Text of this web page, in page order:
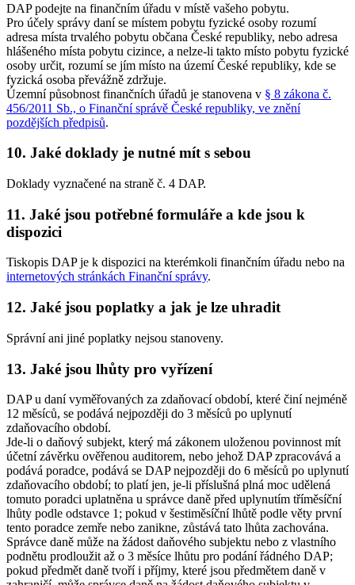
DAP podejte na finančním úřadu v místě vašeho pobytu.
Pro účely správy daní se místem pobytu fyzické osoby rozumí
adresa místa trvalého pobytu občana České republiky, nebo adresa
hlášeného místa pobytu cizince, a nelze-li takto místo pobytu fyzické
osoby určit, rozumí se jím místo na území České republiky, kde se
fyzická osoba převážně zdržuje.
Územní působnost finančních úřadů je stanovena v § 8 zákona č.
456/2011 Sb., o Finanční správě České republiky, ve znění
pozdějších předpisů.
10. Jaké doklady je nutné mít s sebou
Doklady vyznačené na straně č. 4 DAP.
11. Jaké jsou potřebné formuláře a kde jsou k
dispozici
Tiskopis DAP je k dispozici na kterémkoli finančním úřadu nebo na
internetových stránkách Finanční správy.
12. Jaké jsou poplatky a jak je lze uhradit
Správní ani jiné poplatky nejsou stanoveny.
13. Jaké jsou lhůty pro vyřízení
DAP u daní vyměřovaných za zdaňovací období, které činí nejméně
12 měsíců, se podává nejpozději do 3 měsíců po uplynutí
zdaňovacího období.
Jde-li o daňový subjekt, který má zákonem uloženou povinnost mít
účetní závěrku ověřenou auditorem, nebo jehož DAP zpracovává a
podává poradce, podává se DAP nejpozději do 6 měsíců po uplynutí
zdaňovacího období; to platí jen, je-li příslušná plná moc udělená
tomuto poradci uplatněna u správce daně před uplynutím tříměsíční
lhůty podle odstavce 1; pokud v šestiměsíční lhůtě podle věty první
tento poradce zemře nebo zanikne, zůstává tato lhůta zachována.
Správce daně může na žádost daňového subjektu nebo z vlastního
podnětu prodloužit až o 3 měsíce lhůtu pro podání řádného DAP;
pokud předmět daně tvoří i příjmy, které jsou předmětem daně v